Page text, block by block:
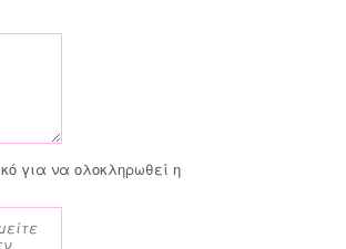
για να ολοκληρωθεί η